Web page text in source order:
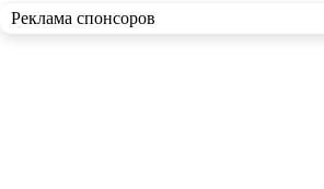
Реклама спонсоров